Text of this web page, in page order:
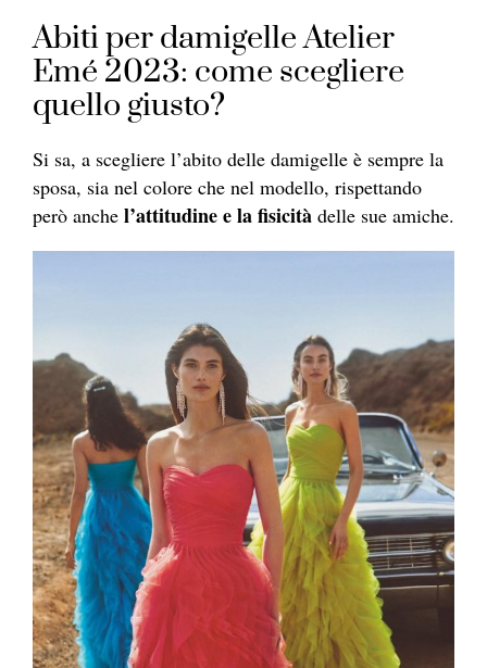
Abiti per damigelle Atelier
Emé 2023: come scegliere
quello giusto?
Si sa, a scegliere l’abito delle damigelle è sempre la
sposa, sia nel colore che nel modello, rispettando
però anche l’attitudine e la fisicità delle sue amiche.